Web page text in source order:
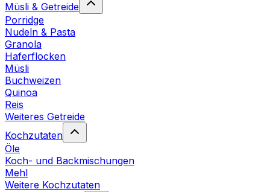
Müsli & Getreide
Porridge
Nudeln & Pasta
Granola
Haferflocken
Müsli
Buchweizen
Quinoa
Reis
Weiteres Getreide
Kochzutaten
Öle
Koch- und Backmischungen
Mehl
Weitere Kochzutaten